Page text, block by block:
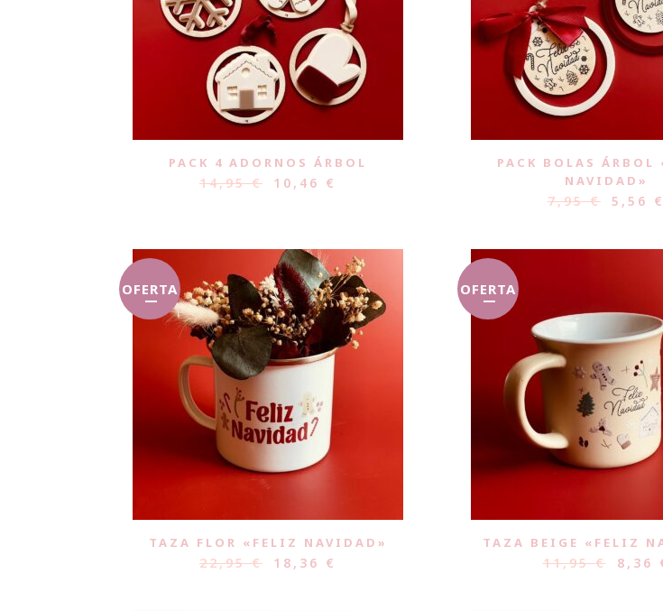
PACK 4 ADORNOS ÁRBOL
14,95€ 10,46 €
PACK BOLAS ÁRBOL
NAVIDAD»
7,95€ 5,56 €
OFERTA
TAZA FLOR «FELIZ NAVIDAD»
22,95€ 18,36 €
OFERTA
TAZA BEIGE «FELIZ
11,95€ 8,36